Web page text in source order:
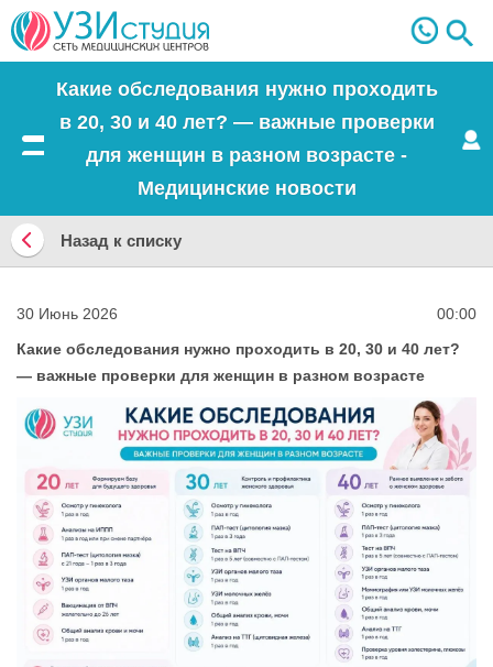
Какие обследования нужно проходить
в 20, 30 и 40 лет? — важные проверки
для женщин в разном возрасте -
Медицинские новости
Назад
к
списку
Назад к списку
30 Июнь 2026
00:00
Какие обследования нужно проходить в 20, 30 и 40 лет?
— важные проверки для женщин в разном возрасте